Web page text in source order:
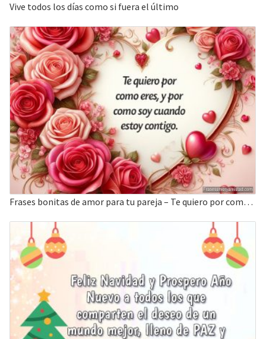
Vive todos los días como si fuera el último
Frases bonitas de amor para tu pareja – Te quiero por como eres